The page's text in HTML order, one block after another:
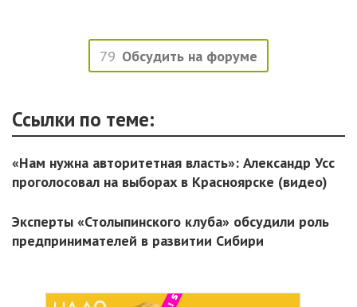
79 Обсудить на форуме
Ссылки по теме:
«Нам нужна авторитетная власть»: Александр Усс
проголосовал на выборах в Красноярске (видео)
Эксперты «Столыпинского клуба» обсудили роль
предпринимателей в развитии Сибири